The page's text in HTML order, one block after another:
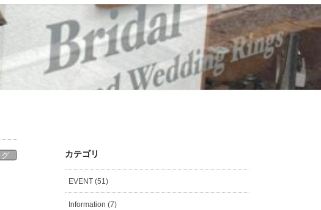
アアップコース
ロマコース
エリーコース
ス
NEWS
カテゴリ
EVENT (51)
Information (7)